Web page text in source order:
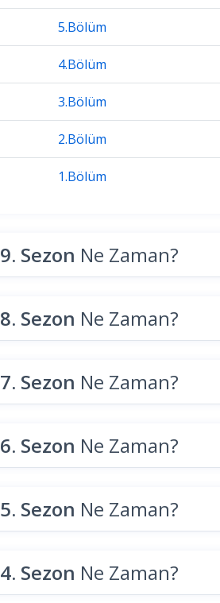
5.Bölüm
4.Bölüm
3.Bölüm
2.Bölüm
1.Bölüm
9. Sezon Ne Zaman?
8. Sezon Ne Zaman?
7. Sezon Ne Zaman?
6. Sezon Ne Zaman?
5. Sezon Ne Zaman?
4. Sezon Ne Zaman?